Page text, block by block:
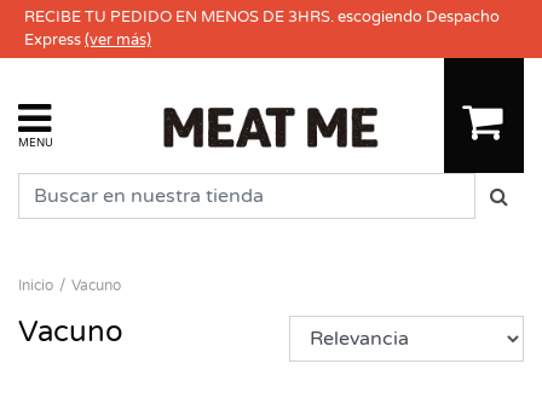
RECIBE TU PEDIDO EN MENOS DE 3HRS. escogiendo Despacho
Express(ver más)
MENU
Inicio Vacuno
Vacuno